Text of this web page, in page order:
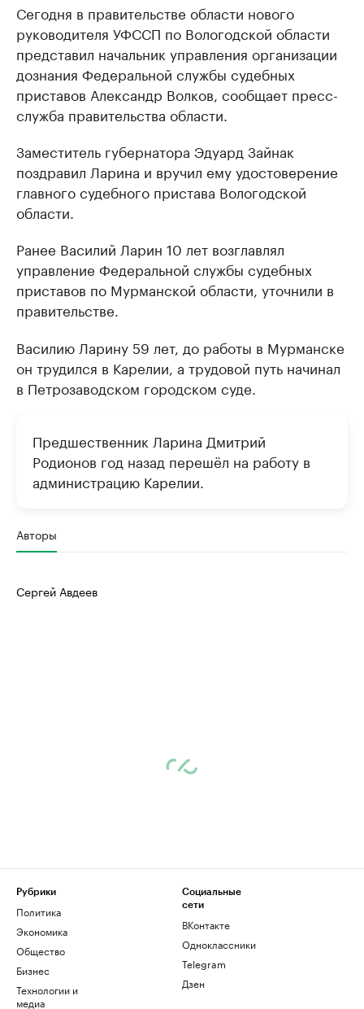
Сегодня в правительстве области нового
руководителя УФССП по Вологодской области
представил начальник управления организации
дознания Федеральной службы судебных
приставов Александр Волков, сообщает пресс-
служба правительства области.
Заместитель губернатора Эдуард Зайнак
поздравил Ларина и вручил ему удостоверение
главного судебного пристава Вологодской
области.
Ранее Василий Ларин 10 лет возглавлял
управление Федеральной службы судебных
приставов по Мурманской области, уточнили в
правительстве.
Василию Ларину 59 лет, до работы в Мурманске
он трудился в Карелии, а трудовой путь начинал
в Петрозаводском городском суде.
Предшественник Ларина Дмитрий
Родионов год назад перешёл на работу в
администрацию Карелии.
Авторы
Сергей Авдеев
Рубрики
Политика
Экономика
Общество
Бизнес
Технологии и
медиа
Социальные
сети
ВКонтакте
Одноклассники
Telegram
Дзен